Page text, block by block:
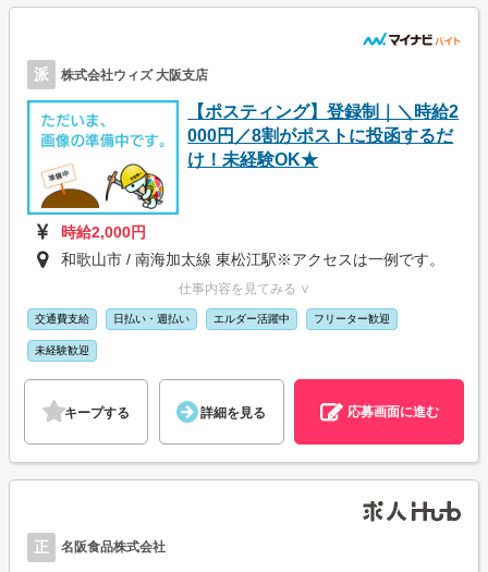
派 株式会社ウィズ 大阪支店
【ポスティング】登録制｜＼時給2
000円／8割がポストに投函するだ
け！未経験OK★
時給2,000円
和歌山市 / 南海加太線 東松江駅※アクセスは一例です。
仕事内容を見てみる ∨
交通費支給 日払い・週払い エルダー活躍中 フリーター歓迎
未経験歓迎
キープする 詳細を見る 応募画面に進む
正 名阪食品株式会社